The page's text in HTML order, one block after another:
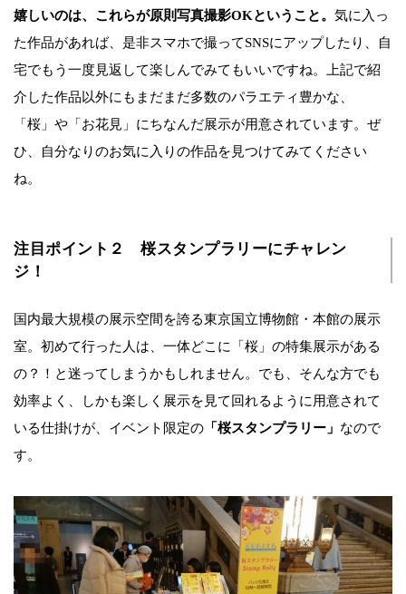
嬉しいのは、これらが原則写真撮影OKということ。 気に入っ
た作品があれば、是非スマホで撮ってSNSにアップしたり、自
宅でもう一度見返して楽しんでみてもいいですね。上記で紹
介した作品以外にもまだまだ多数のパラエティ豊かな、
「桜」や「お花見」にちなんだ展示が用意されています。ぜ
ひ、自分なりのお気に入りの作品を見つけてみてください
ね。
注目ポイント２ 桜スタンプラリーにチャレン
ジ！
国内最大規模の展示空間を誇る東京国立博物館・本館の展示
室。初めて行った人は、一体どこに「桜」の特集展示がある
の？！と迷ってしまうかもしれません。でも、そんな方でも
効率よく、しかも楽しく展示を見て回れるように用意されて
いる仕掛けが、イベント限定の 「桜スタンプラリー」 なので
す。